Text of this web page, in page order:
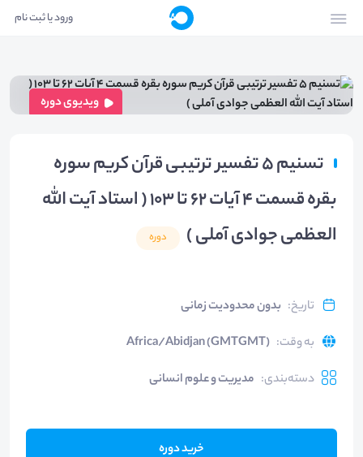
ورود یا ثبت نام
تسنیم 5 تفسیر ترتیبی قرآن کریم سوره
بقره قسمت 4 آیات 62 تا 103 ( استاد آیت الله
العظمی جوادی آملی )
دوره
تاریخ: بدون محدودیت زمانی
به وقت:
Africa/Abidjan (GMTGMT)
دسته‌بندی: مدیریت و علوم انسانی
خرید دوره
ویدیوی دوره